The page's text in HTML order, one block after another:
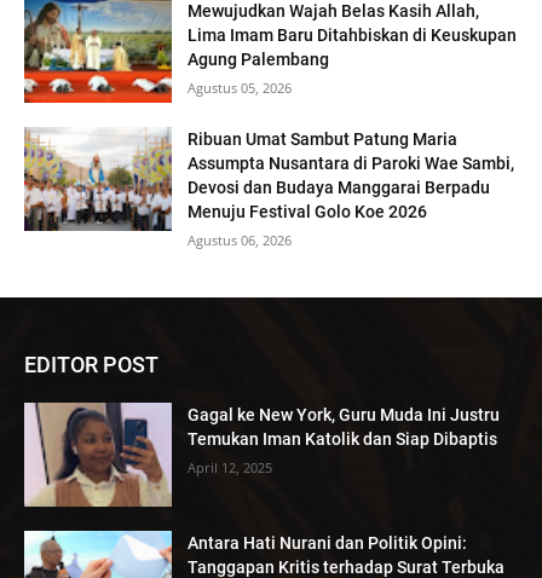
Mewujudkan Wajah Belas Kasih Allah,
Lima Imam Baru Ditahbiskan di Keuskupan
Agung Palembang
Agustus 05, 2026
Ribuan Umat Sambut Patung Maria
Assumpta Nusantara di Paroki Wae Sambi,
Devosi dan Budaya Manggarai Berpadu
Menuju Festival Golo Koe 2026
Agustus 06, 2026
EDITOR POST
Gagal ke New York, Guru Muda Ini Justru
Temukan Iman Katolik dan Siap Dibaptis
April 12, 2025
Antara Hati Nurani dan Politik Opini:
Tanggapan Kritis terhadap Surat Terbuka